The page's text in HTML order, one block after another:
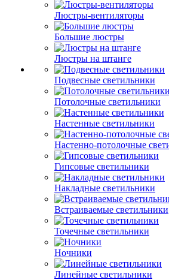
Люстры-вентиляторы
Большие люстры
Люстры на штанге
Подвесные светильники
Потолочные светильники
Настенные светильники
Настенно-потолочные
Гипсовые светильники
Накладные светильники
Встраиваемые светильники
Точечные светильники
Ночники
Линейные светильники